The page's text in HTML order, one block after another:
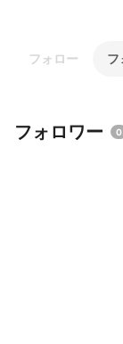
フォロー フ
フォロワー 0